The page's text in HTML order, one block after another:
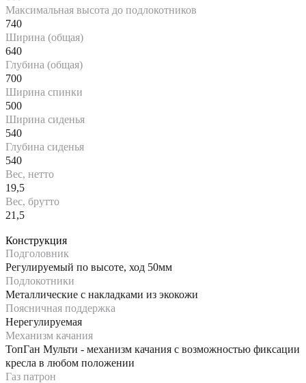
Максимальная высота до подлокотников
740
Ширина (общая)
640
Глубина (общая)
700
Ширина спинки
500
Ширина сиденья
540
Глубина сиденья
540
Вес, нетто
19,5
Вес, брутто
21,5
Конструкция
Подголовник
Регулируемый по высоте, ход 50мм
Подлокотники
Металлические с накладками из экокожи
Поясничная поддержка
Нерегулируемая
Механизм качания
ТопГан Мульти - механизм качания с возможностью фиксации
кресла в любом положении
Газ патрон